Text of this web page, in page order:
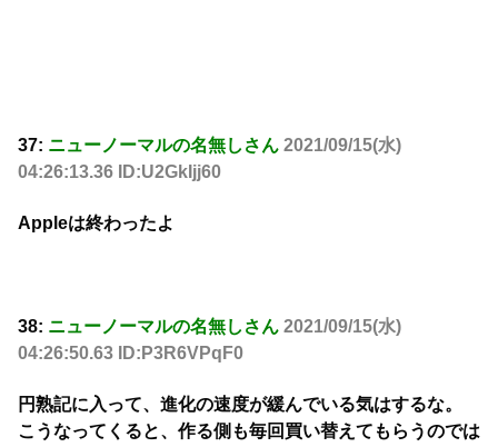
37: ニューノーマルの名無しさん 2021/09/15(水)
04:26:13.36 ID:U2GkIjj60
Appleは終わったよ
38: ニューノーマルの名無しさん 2021/09/15(水)
04:26:50.63 ID:P3R6VPqF0
円熟記に入って、進化の速度が緩んでいる気はするな。
こうなってくると、作る側も毎回買い替えてもらうのでは